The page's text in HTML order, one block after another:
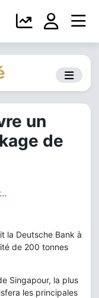
un
de
...
la Deutsche Bank à
de 200 tonnes
Singapour, la plus
les principales